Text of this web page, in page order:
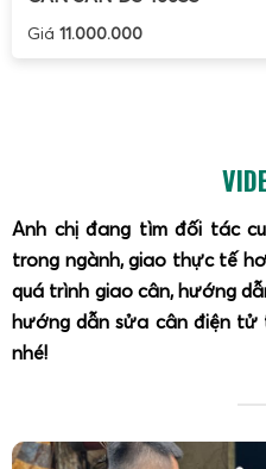
Giá 11.000.000
Anh chị đang tìm đối tác
trong ngành, giao thực tế
quá trình giao cân, hướng
hướng dẫn sửa cân điện tử
nhé!